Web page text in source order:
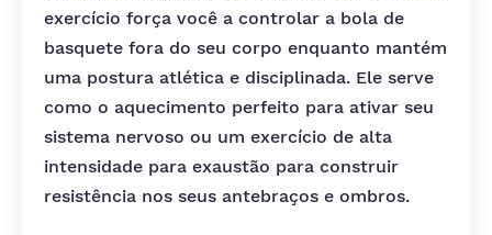
exercício força você a controlar a bola de
basquete fora do seu corpo enquanto mantém
uma postura atlética e disciplinada. Ele serve
como o aquecimento perfeito para ativar seu
sistema nervoso ou um exercício de alta
intensidade para exaustão para construir
resistência nos seus antebraços e ombros.